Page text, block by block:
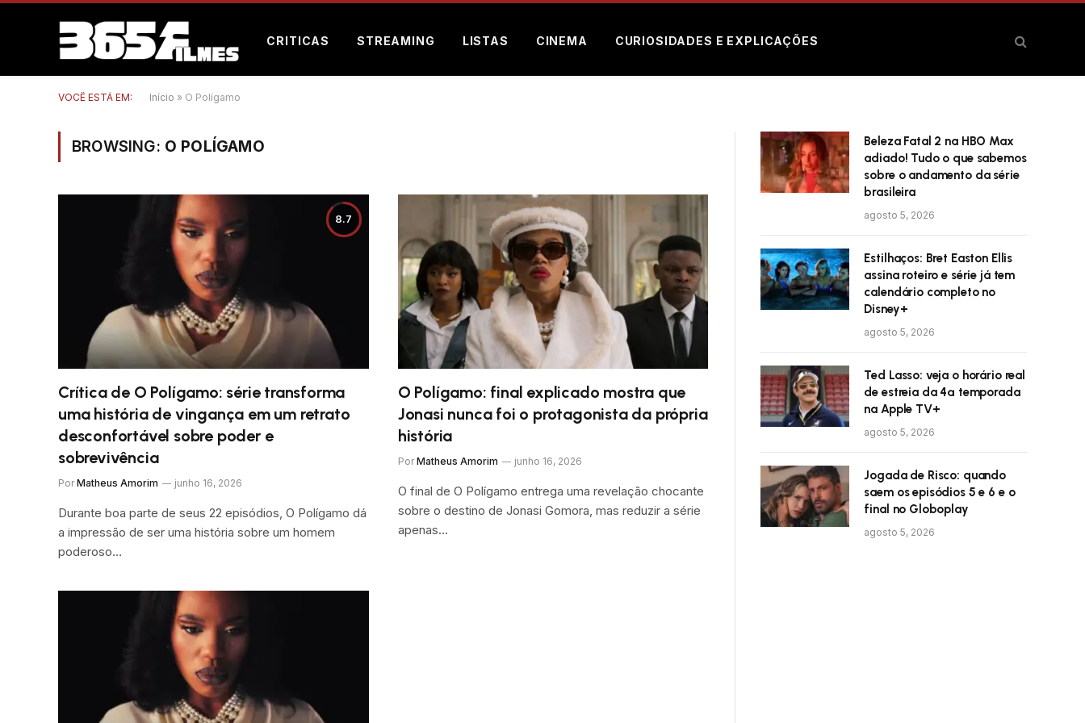
CRITICAS STREAMING LISTAS CINEMA CURIOSIDADES E EXPLICAÇÕES
VOCÊ ESTÁ EM: Início » O Polígamo
BROWSING: O POLÍGAMO
8.7
Crítica de O Polígamo: série transforma
uma história de vingança em um retrato
desconfortável sobre poder e
sobrevivência
Por Matheus Amorim junho 16, 2026
Durante boa parte de seus 22 episódios, O Polígamo dá
a impressão de ser uma história sobre um homem
poderoso…
O Polígamo: final explicado mostra que
Jonasi nunca foi o protagonista da própria
história
Por Matheus Amorim junho 16, 2026
O final de O Polígamo entrega uma revelação chocante
sobre o destino de Jonasi Gomora, mas reduzir a série
apenas…
Beleza Fatal 2 na HBO Max
adiado! Tudo o que sabemos
sobre o andamento da série
brasileira
agosto 5, 2026
Estilhaços: Bret Easton Ellis
assina roteiro e série já tem
calendário completo no
Disney+
agosto 5, 2026
Ted Lasso: veja o horário real
de estreia da 4ª temporada
na Apple TV+
agosto 5, 2026
Jogada de Risco: quando
saem os episódios 5 e 6 e o
final no Globoplay
agosto 5, 2026